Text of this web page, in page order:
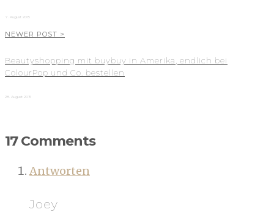
7. August 2015
NEWER POST >
Beautyshopping mit buybuy in Amerika, endlich bei
ColourPop und Co. bestellen
28. August 2015
17 Comments
Antworten
Joey